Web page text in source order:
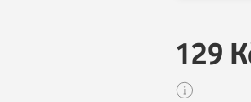
129